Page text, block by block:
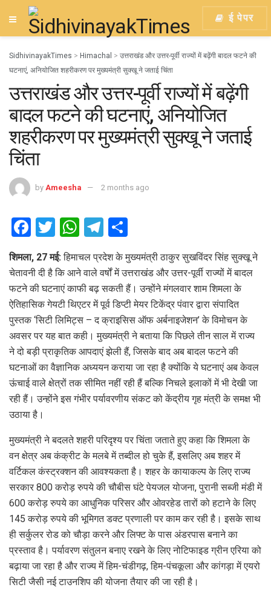
ई पेपर
SidhivinayakTimes > Himachal > उत्तराखंड और उत्तर-पूर्वी राज्यों में बढ़ेंगी बादल फटने की
घटनाएं, अनियोजित शहरीकरण पर मुख्यमंत्री सुक्खू ने जताई चिंता
उत्तराखंड और उत्तर-पूर्वी राज्यों में बढ़ेंगी
बादल फटने की घटनाएं, अनियोजित
शहरीकरण पर मुख्यमंत्री सुक्खू ने जताई
चिंता
by Ameesha 2 months ago
F
ce
b
o
o
k
T
wi
tt
er
W
at
s
A
p
p
T
el
e
gr
a
m
ar
e
शिमला, 27 मई: हिमाचल प्रदेश के मुख्यमंत्री ठाकुर सुखविंदर सिंह सुक्खू ने
चेतावनी दी है कि आने वाले वर्षों में उत्तराखंड और उत्तर-पूर्वी राज्यों में बादल
फटने की घटनाएं काफी बढ़ सकती हैं। उन्होंने मंगलवार शाम शिमला के
ऐतिहासिक गेयटी थिएटर में पूर्व डिप्टी मेयर टिकेंद्र पंवार द्वारा संपादित
पुस्तक ‘सिटी लिमिट्स – द क्राइसिस ऑफ अर्बनाइजेशन’ के विमोचन के
अवसर पर यह बात कही। मुख्यमंत्री ने बताया कि पिछले तीन साल में राज्य
ने दो बड़ी प्राकृतिक आपदाएं झेली हैं, जिसके बाद अब बादल फटने की
घटनाओं का वैज्ञानिक अध्ययन कराया जा रहा है क्योंकि ये घटनाएं अब केवल
ऊंचाई वाले क्षेत्रों तक सीमित नहीं रही हैं बल्कि निचले इलाकों में भी देखी जा
रही हैं। उन्होंने इस गंभीर पर्यावरणीय संकट को केंद्रीय गृह मंत्री के समक्ष भी
उठाया है।
मुख्यमंत्री ने बदलते शहरी परिदृश्य पर चिंता जताते हुए कहा कि शिमला के
वन क्षेत्र अब कंक्रीट के मलबे में तब्दील हो चुके हैं, इसलिए अब शहर में
वर्टिकल कंस्ट्रक्शन की आवश्यकता है। शहर के कायाकल्प के लिए राज्य
सरकार 800 करोड़ रुपये की चौबीस घंटे पेयजल योजना, पुरानी सब्जी मंडी में
600 करोड़ रुपये का आधुनिक परिसर और ओवरहेड तारों को हटाने के लिए
145 करोड़ रुपये की भूमिगत डक्ट प्रणाली पर काम कर रही है। इसके साथ
ही सर्कुलर रोड को चौड़ा करने और लिफ्ट के पास अंडरपास बनाने का
प्रस्ताव है। पर्यावरण संतुलन बनाए रखने के लिए नोटिफाइड ग्रीन एरिया को
बढ़ाया जा रहा है और राज्य में हिम-चंडीगढ़, हिम-पंचकूला और कांगड़ा में एयरो
सिटी जैसी नई टाउनशिप की योजना तैयार की जा रही है।